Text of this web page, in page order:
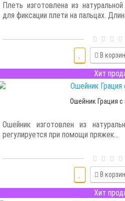
Плеть изготовлена из
для фиксации плети на пальцах.
В
Хит
Ошейник Грация
Ошейник изготовлен из
регулируется при помощи пряжек...
В
Хит